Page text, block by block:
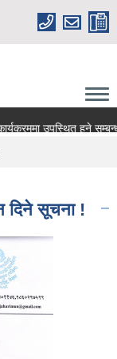
उपस्थित हुने सम्बन्धमा !
दिने सूचना !